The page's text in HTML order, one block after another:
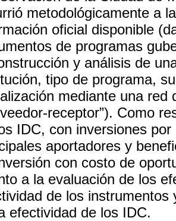
metodológicamente a
oficial disponible
de programas
y análisis de
tipo de programa,
mediante una red
receptor”). Como
IDC, con inversiones
aportadores y
con costo de
a la evaluación de los
de los
efectividad de los IDC.